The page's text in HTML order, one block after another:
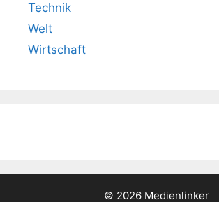
Technik
Welt
Wirtschaft
© 2026 Medienlinker